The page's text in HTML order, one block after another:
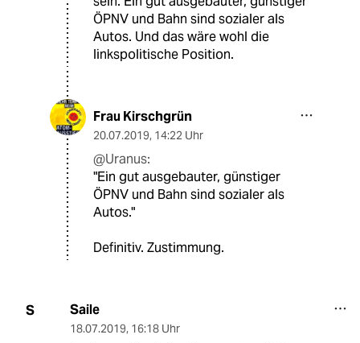
ÖPNV und Bahn sind sozialer als
Autos. Und das wäre wohl die
linkspolitische Position.
Frau Kirschgrün
20.07.2019, 14:22 Uhr
@Uranus:
"Ein gut ausgebauter, günstiger
ÖPNV und Bahn sind sozialer als
Autos."
Definitiv. Zustimmung.
S Saile
18.07.2019, 16:18 Uhr